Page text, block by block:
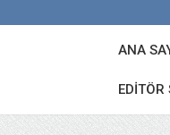
ANA
EDITÖR